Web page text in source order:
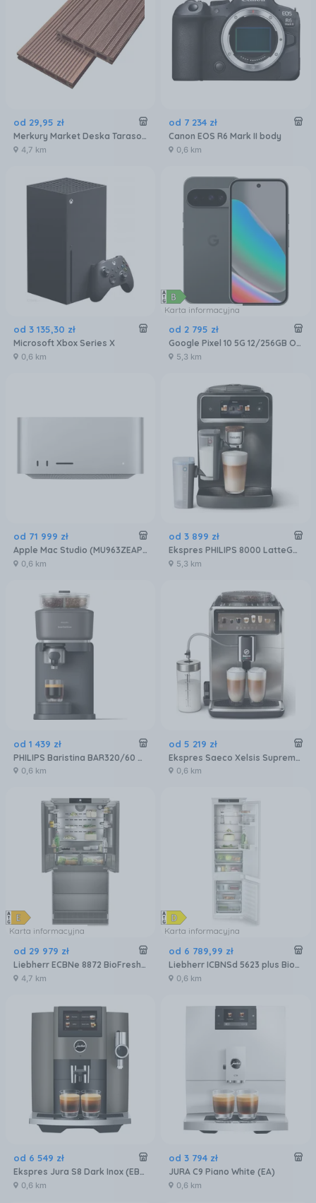
od 29,95 zł
Merkury Market Deska Tarasowa Mercado Basic Brąz 2000X120X20Mm MR5601072
4,7 km
od 7 234 zł
Canon EOS R6 Mark II body
0,6 km
od 3 135,30 zł
Microsoft Xbox Series X
0,6 km
Karta informacyjna
od 2 795 zł
Google Pixel 10 5G 12/256GB Obsydian
5,3 km
od 71 999 zł
Apple Mac Studio (MU963ZEAP3R3D5)
0,6 km
od 3 899 zł
Ekspres PHILIPS 8000 LatteGo Pro EP8757/12
5,3 km
od 1 439 zł
PHILIPS Baristina BAR320/60 Podwójny pojemnik na ziarna czarny
0,6 km
od 5 219 zł
Ekspres Saeco Xelsis Suprema SM8885/00 Metalowy
0,6 km
Karta informacyjna
od 29 979 zł
Liebherr ECBNe 8872 BioFresh NoFrost
4,7 km
Karta informacyjna
od 6 789,99 zł
Liebherr ICBNSd 5623 plus BioFresh NoFrost
0,6 km
od 6 549 zł
Ekspres Jura S8 Dark Inox (EB) 15480
0,6 km
od 3 794 zł
JURA C9 Piano White (EA)
0,6 km